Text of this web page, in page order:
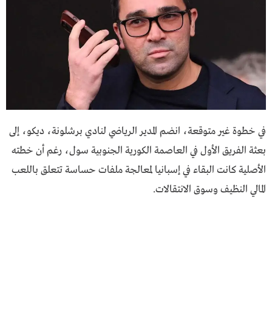
في خطوة غير متوقعة، انضم المدير الرياضي لنادي برشلونة، ديكو، إلى
بعثة الفريق الأول في العاصمة الكورية الجنوبية سول، رغم أن خطته
الأصلية كانت البقاء في إسبانيا لمعالجة ملفات حساسة تتعلق باللعب
المالي النظيف وسوق الانتقالات.